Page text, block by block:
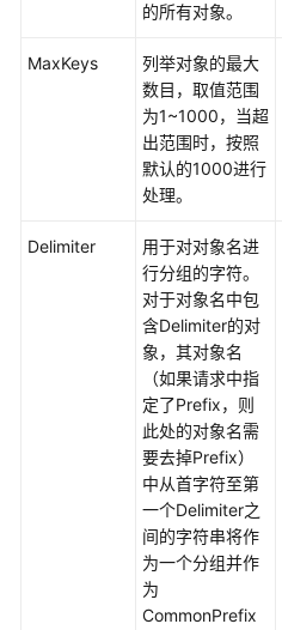
南
南
的所有对象。
MaxKeys
列举对象的最大
数目，取值范围
为1~1000，当超
出范围时，按照
默认的1000进行
处理。
Delimiter
用于对对象名进
行分组的字符。
对于对象名中包
含Delimiter的对
象，其对象名
（如果请求中指
定了Prefix，则
此处的对象名需
要去掉Prefix）
中从首字符至第
一个Delimiter之
间的字符串将作
为一个分组并作
为
CommonPrefix